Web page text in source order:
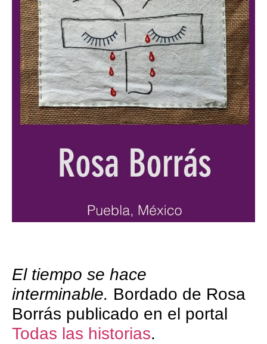
El tiempo se hace
interminable. Bordado de Rosa
Borrás publicado en el portal
Todas las historias.